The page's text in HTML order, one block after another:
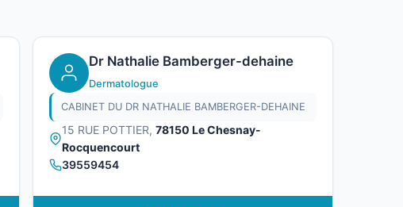
Dr Nathalie Bamberger-dehaine
Dermatologue
CABINET DU DR NATHALIE BAMBERGER-DEHAINE
15 RUE POTTIER,78150 Le Chesnay-
Rocquencourt
39559454